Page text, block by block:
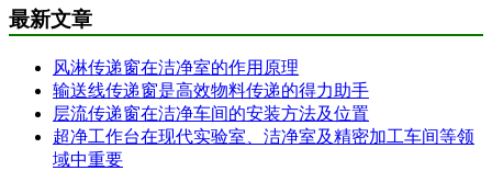
最新文章
风淋传递窗在洁净室的作用原理
输送线传递窗是高效物料传递的得力助手
层流传递窗在洁净车间的安装方法及位置
超净工作台在现代实验室、洁净室及精密加工车间等领
域中重要